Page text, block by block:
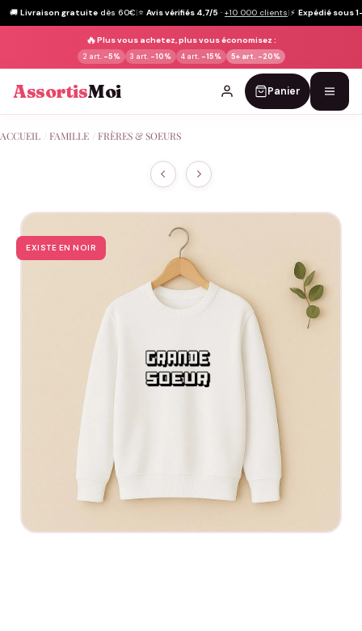
🚚 Livraison gratuite dès 60€|⭐ Avis vérifiés 4,7/5 · +10 000 clients|⚡ Expédié sous
🔥Plus vous achetez, plus vous économisez :
2 art. -5% 3 art. -10% 4 art. -15% 5+ art. -20%
AssortisMoi Panier
au
ACCUEIL FAMILLE FRÈRES & SOEURS
EXISTE EN NOIR